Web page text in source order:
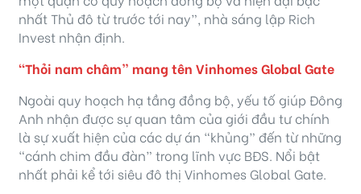
nhất Thủ đô từ trước tới nay”, nhà sáng lập Rich
Invest nhận định.
“Thỏi nam châm” mang tên Vinhomes Global Gate
Ngoài quy hoạch hạ tầng đồng bộ, yếu tố giúp Đông
Anh nhận được sự quan tâm của giới đầu tư chính
là sự xuất hiện của các dự án “khủng” đến từ những
“cánh chim đầu đàn” trong lĩnh vực BĐS. Nổi bật
nhất phải kể tới siêu đô thị Vinhomes Global Gate.